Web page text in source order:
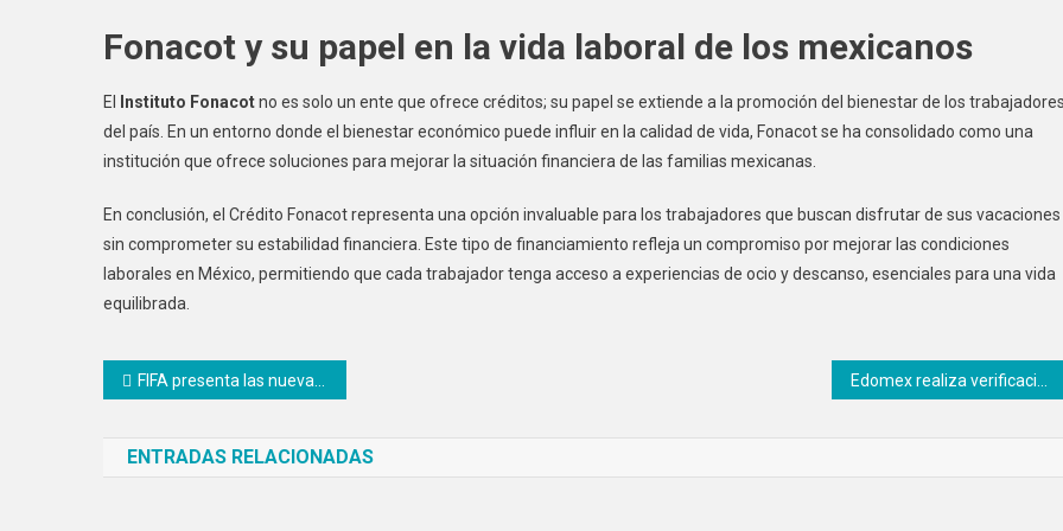
Fonacot y su papel en la vida laboral de los mexicanos
El Instituto Fonacotno es solo un ente que ofrece créditos; su papel se extiende a la promoción del bienestar de los
del país. En un entorno donde el bienestar económico puede influir en la calidad de vida, Fonacot se ha consolidado como una
institución que ofrece soluciones para mejorar la situación financiera de las familias mexicanas.
En conclusión, el Crédito Fonacot representa una opción invaluable para los trabajadores que buscan disfrutar de sus vacaciones
sin comprometer su estabilidad financiera. Este tipo de financiamiento refleja un compromiso por mejorar las condiciones
laborales en México, permitiendo que cada trabajador tenga acceso a experiencias de ocio y descanso, esenciales para una vida
equilibrada.
Navegación
entradas
FIFA presenta las nuevas mascotas oficiales del Mundial 2026
ENTRADAS RELACIONADAS